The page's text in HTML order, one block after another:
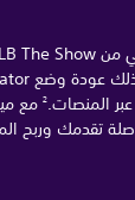
المنصات.2 مع
تقدمك وربح